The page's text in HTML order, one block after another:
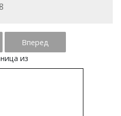
Вперед
из